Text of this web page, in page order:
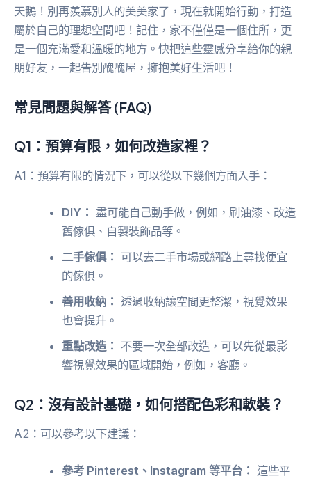
天鵝！別再羨慕別人的美美家了，現在就開始行動，打造
屬於自己的理想空間吧！記住，家不僅僅是一個住所，更
是一個充滿愛和溫暖的地方。快把這些靈感分享給你的親
朋好友，一起告別醜醜屋，擁抱美好生活吧！
常見問題與解答 (FAQ)
Q1：預算有限，如何改造家裡？
A1：預算有限的情況下，可以從以下幾個方面入手：
DIY： 盡可能自己動手做，例如，刷油漆、改造
舊傢俱、自製裝飾品等。
二手傢俱： 可以去二手市場或網路上尋找便宜
的傢俱。
善用收納： 透過收納讓空間更整潔，視覺效果
也會提升。
重點改造： 不要一次全部改造，可以先從最影
響視覺效果的區域開始，例如，客廳。
Q2：沒有設計基礎，如何搭配色彩和軟裝？
A2：可以參考以下建議：
參考 Pinterest、Instagram 等平台： 這些平